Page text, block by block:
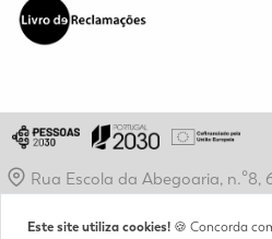
Rua Escola da Abegoaria, n.º8,
Este site utiliza cookies!🍪 Concorda